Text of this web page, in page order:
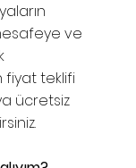
ve
fiyat teklifi
ücretsiz